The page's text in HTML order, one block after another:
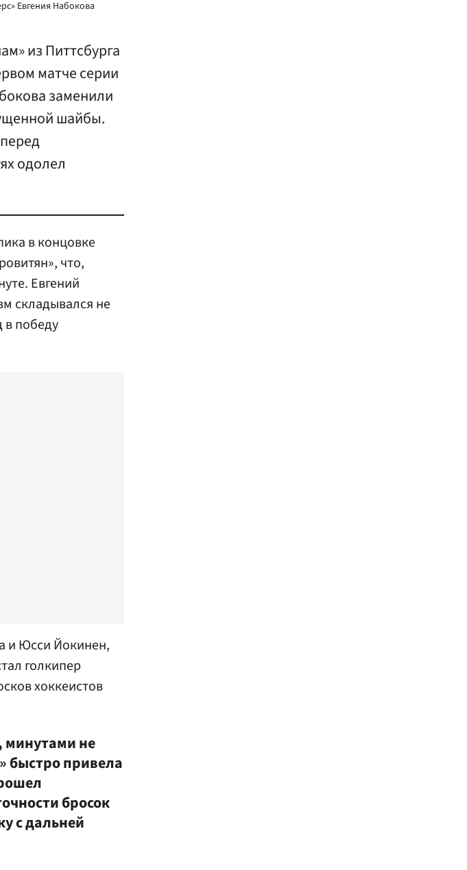
Евгения Набокова
из Питтсбурга
матче серии
заменили
шайбы.
одолел
в концовке
что,
Евгений
складывался не
в победу
и Юсси Йокинен,
голкипер
хоккеистов
минутами не
быстро привела
бросок
с дальней